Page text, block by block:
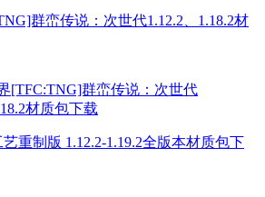
群峦传说：次世代1.12.2、1.18.2材
重制版 1.12.2-1.19.2全版本材质包下